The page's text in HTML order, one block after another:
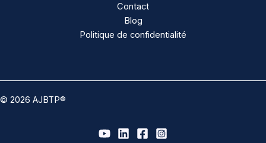
Contact
Blog
Politique de confidentialité
© 2026 AJBTP®